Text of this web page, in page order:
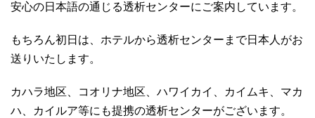
安心の日本語の通じる透析センターにご案内しています。
もちろん初日は、ホテルから透析センターまで日本人がお
送りいたします。
カハラ地区、コオリナ地区、ハワイカイ、カイムキ、マカ
ハ、カイルア等にも提携の透析センターがございます。